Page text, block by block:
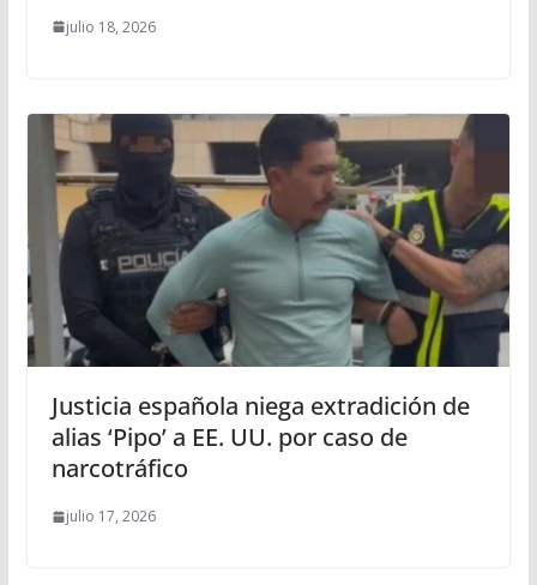
julio 18, 2026
Justicia española niega extradición de
alias ‘Pipo’ a EE. UU. por caso de
narcotráfico
julio 17, 2026